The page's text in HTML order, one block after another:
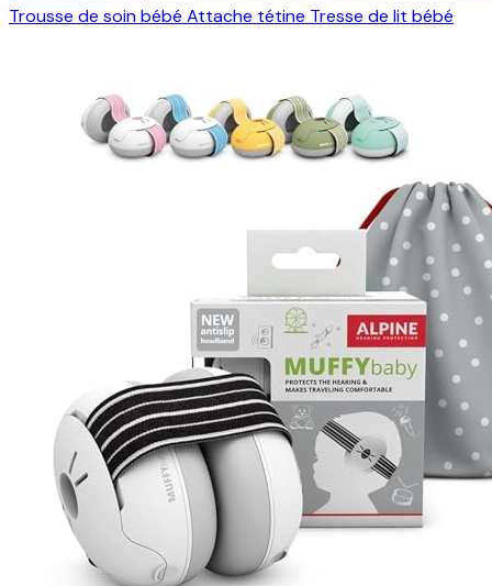
Trousse de soin bébé Attache tétine Tresse de lit bébé